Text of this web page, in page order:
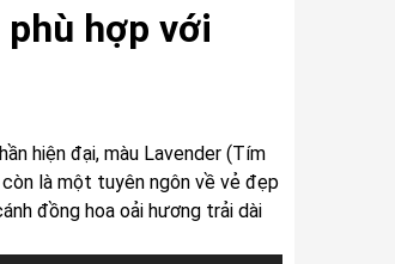
hợp với
hiện đại, màu Lavender (Tím
là một tuyên ngôn về vẻ đẹp
đồng hoa oải hương trải dài